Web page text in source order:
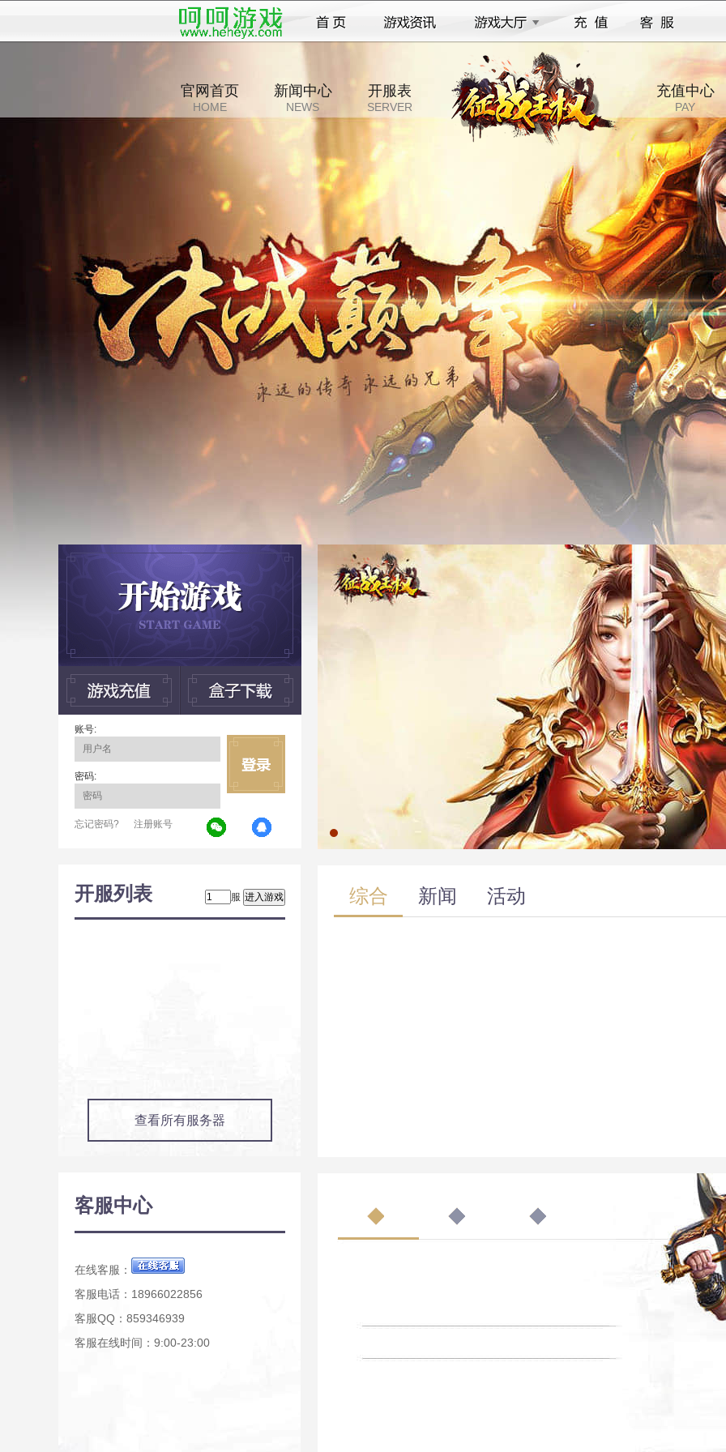
官网首页
HOME
新闻中心
NEWS
开服表
SERVER
充值中心
PAY
账号:
密码:
忘记密码? 注册账号
开服列表 服
查看所有服务器
客服中心
在线客服：
客服电话：18966022856
客服QQ：859346939
客服在线时间：9:00-23:00
综合 新闻 活动